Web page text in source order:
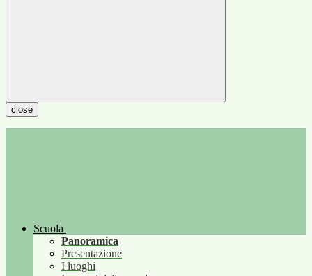
close
Scuola
Panoramica
Presentazione
I luoghi